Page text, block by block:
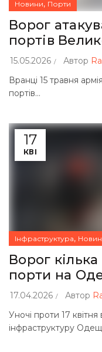
Новини, Порти
Ворог
портів
15.05.2026 Автор
Вранці 15 травня
портів...
17
КВІ
Інфраструктура,
Ворог
порти на
17.04.2026 Автор
Уночі проти 17
інфраструктуру